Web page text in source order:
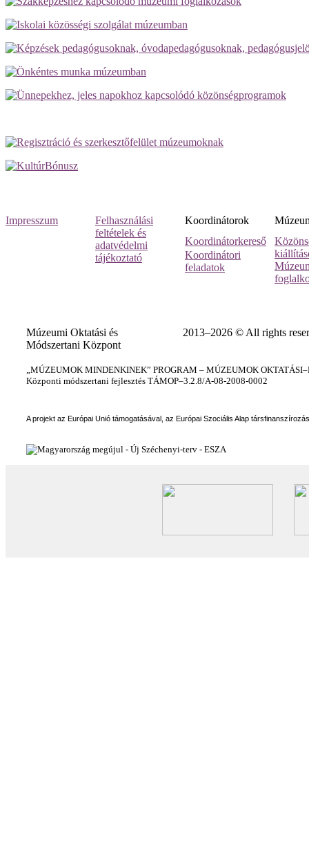
Impresszum
Felhasználási
feltételek és
adatvédelmi
tájékoztató
Koordinátorok
Koordinátorkereső
Koordinátori
feladatok
Múzeumi Oktatási és
Módszertani Központ
2013–2026 © All rights
„MÚZEUMOK MINDENKINEK” PROGRAM – MÚZEUMOK
Központi módszertani fejlesztés TÁMOP–3.2.8/A-08-2008-0002
A projekt az Európai Unió támogatásával, az Európai Szociális Alap